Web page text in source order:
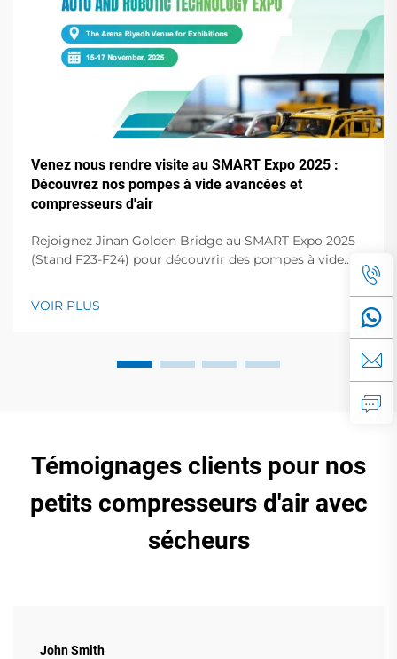
Venez nous rendre visite au SMART Expo 2025 :
Découvrez nos pompes à vide avancées et
compresseurs d'air
Rejoignez Jinan Golden Bridge au SMART Expo 2025
(Stand F23-F24) pour découvrir des pompes à vide
VOIR PLUS
Témoignages clients pour nos
petits compresseurs d'air avec
sécheurs
John Smith